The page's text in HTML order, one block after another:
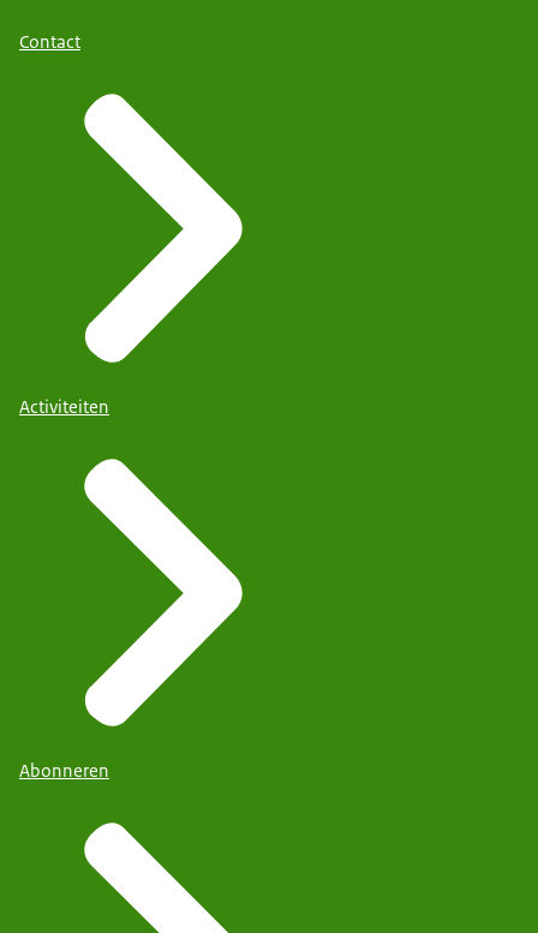
Contact
Activiteiten
Abonneren